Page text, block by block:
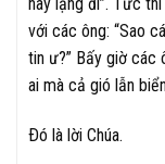
với các ông: “Sao
tin ư?” Bấy giờ các
ai mà cả gió lẫn
Ðó là lời Chúa.